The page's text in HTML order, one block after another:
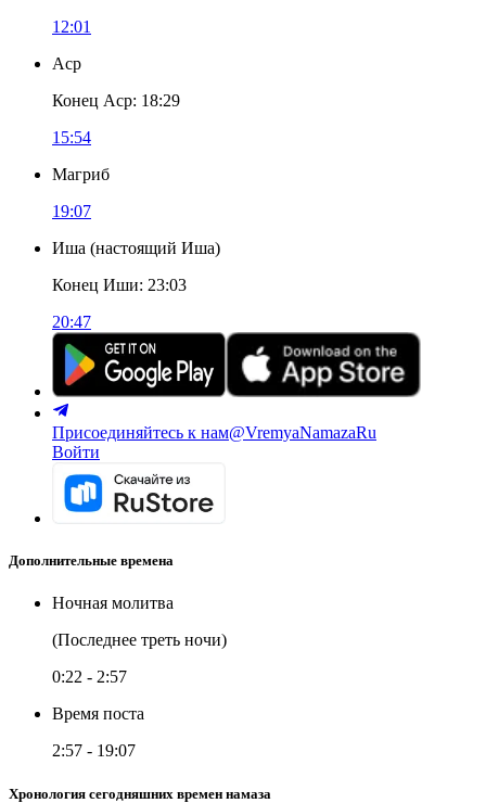
12:01
Аср
Конец Аср: 18:29
15:54
Магриб
19:07
Иша (настоящий Иша)
Конец Иши: 23:03
20:47
Присоединяйтесь к нам@VremyaNamazaRu
Войти
Дополнительные времена
Ночная молитва
(Последнее треть ночи)
0:22 - 2:57
Время поста
2:57 - 19:07
Хронология сегодняшних времен намаза